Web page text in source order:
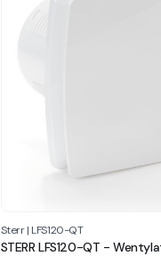
Sterr| LFS120-QT
STERR LFS120-QT -